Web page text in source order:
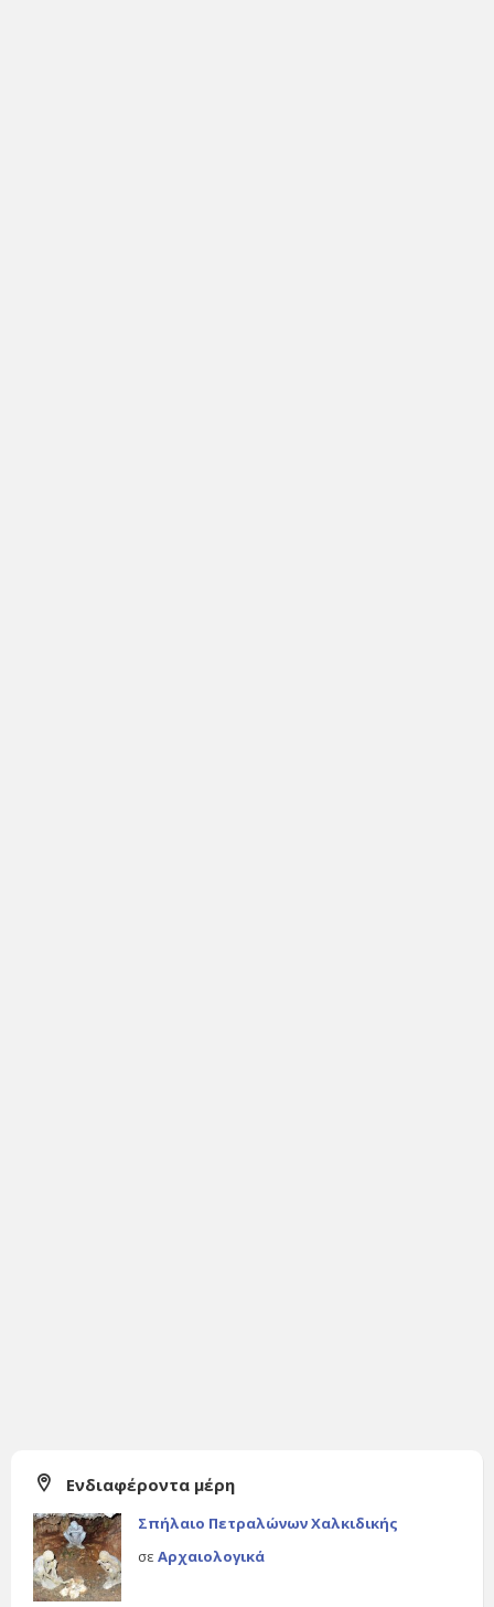
Ενδιαφέροντα μέρη
Σπήλαιο Πετραλώνων Χαλκιδικής
σε Αρχαιολογικά